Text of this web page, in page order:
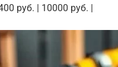
руб. | 10000 руб. |